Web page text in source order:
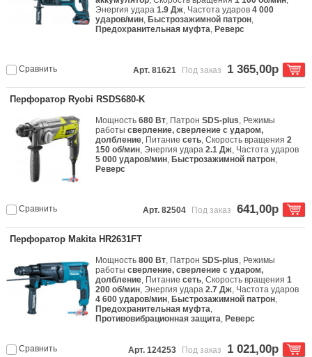
Энергия удара1.9 Дж, Частота ударов4 000
ударов/мин, Быстрозажимной патрон,
Предохранительная муфта, Реверс
Сравнить Арт. 81621 Под заказ 1 365,00р
Перфоратор Ryobi RSDS680-K
Мощность680 Вт, ПатронSDS-plus, Режимы
работысверление, сверление с ударом,
долбление, Питаниесеть, Скорость вращения2
150 об/мин, Энергия удара2.1 Дж, Частота ударов
5 000 ударов/мин, Быстрозажимной патрон,
Реверс
Сравнить Арт. 82504 Под заказ 641,00р
Перфоратор Makita HR2631FT
Мощность800 Вт, ПатронSDS-plus, Режимы
работысверление, сверление с ударом,
долбление, Питаниесеть, Скорость вращения1
200 об/мин, Энергия удара2.7 Дж, Частота ударов
4 600 ударов/мин, Быстрозажимной патрон,
Предохранительная муфта,
Противовибрационная защита, Реверс
Сравнить Арт. 124253 Под заказ 1 021,00р